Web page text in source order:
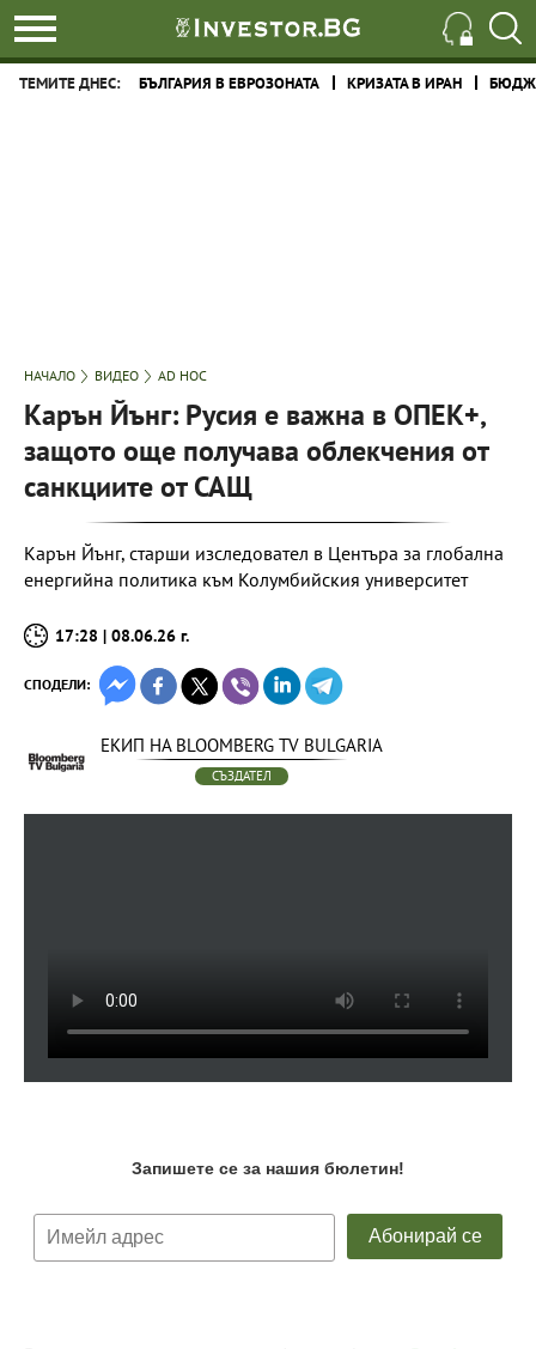
ТЕМИТЕ ДНЕС: БЪЛГАРИЯ В ЕВРОЗОНАТА КРИЗАТА В ИРАН
НАЧАЛО ВИДЕО AD HOC
Карън Йънг: Русия е важна в ОПЕК+,
защото още получава облекчения от
санкциите от САЩ
Карън Йънг, старши изследовател в Центъра за глобална
енергийна политика към Колумбийския университет
17:28 | 08.06.26 г.
СПОДЕЛИ:
ЕКИП НА BLOOMBERG TV BULGARIA
СЪЗДАТЕЛ